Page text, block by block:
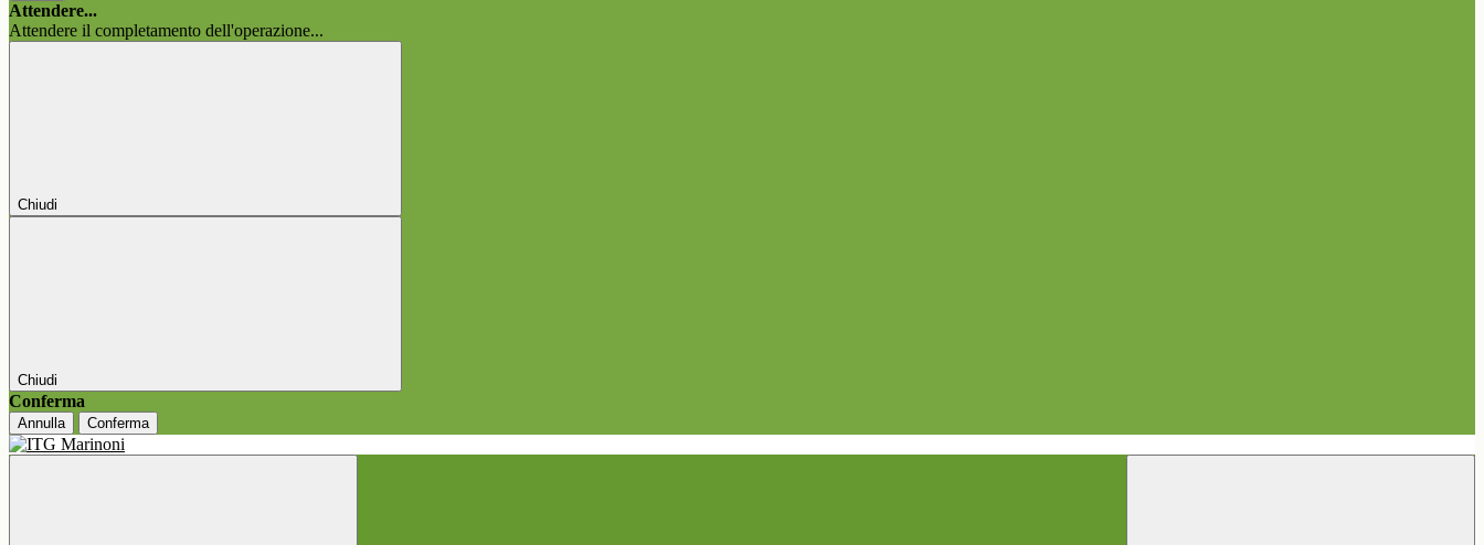
Attendere...
Attendere il completamento dell'operazione...
Chiudi
Chiudi
Conferma
Annulla Conferma